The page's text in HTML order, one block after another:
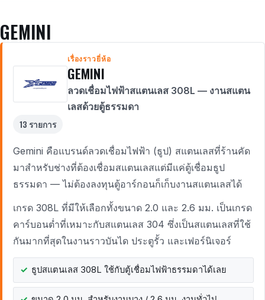
GEMINI
เรื่องราวยี่ห้อ
GEMINI
ลวดเชื่อมไฟฟ้าสแตนเลส 308L — งานสแตน
เลสด้วยตู้ธรรมดา
13 รายการ
Gemini คือแบรนด์ลวดเชื่อมไฟฟ้า (ธูป) สแตนเลสที่ร้านคัด
มาสำหรับช่างที่ต้องเชื่อมสแตนเลสแต่มีแค่ตู้เชื่อมธูป
ธรรมดา — ไม่ต้องลงทุนตู้อาร์กอนก็เก็บงานสแตนเลสได้
เกรด 308L ที่มีให้เลือกทั้งขนาด 2.0 และ 2.6 มม. เป็นเกรด
คาร์บอนต่ำที่เหมาะกับสแตนเลส 304 ซึ่งเป็นสแตนเลสที่ใช้
กันมากที่สุดในงานราวบันได ประตูรั้ว และเฟอร์นิเจอร์
ธูปสแตนเลส 308L ใช้กับตู้เชื่อมไฟฟ้าธรรมดาได้เลย